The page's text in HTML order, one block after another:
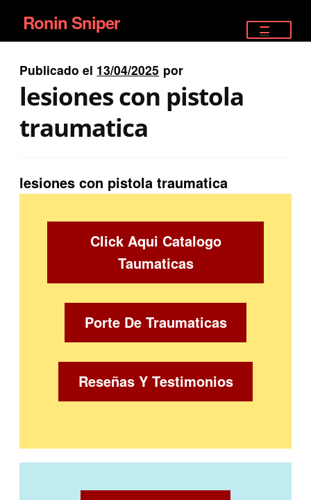
Ir
a
la
navegación
Ir
al
contenido
Ronin Sniper
EQUIPAMIENTO ÉLITE
SATELITALES
Publicado el 13/04/2025 por
lesiones con pistola
traumatica
lesiones con pistola traumatica
Click Aqui Catalogo
Taumaticas
Porte De Traumaticas
Reseñas Y Testimonios